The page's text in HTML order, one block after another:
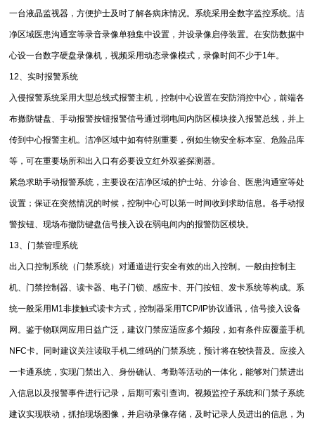
一台液晶监视器，方便护士及时了解各病床情况。系统采用全数字监控系统。洁
净区域医患沟通室等录音录像单独集中设置，并设录像启停装置。在安防数据中
心设一台数字硬盘录像机，视频采用动态录像模式，录像时间不少于1年。
12、实时报警系统
入侵报警系统采用大型总线式报警主机，控制中心设置在安防消控中心，前端各
布撤防键盘、手动报警按钮报警信号通过弱电间内防区模块接入报警总线，并上
传到中心报警主机。洁净区域中如有特别重要，例如生物安全标本室、危险品库
等，可在重要场所和出入口有必要设立红外双鉴探测器。
紧急求助手动报警系统，主要设在洁净区域的护士站、分诊台、医患沟通室等处
设置；保证在突然情况的时候，控制中心可以第一时间收到求助信息。各手动报
警按钮、现场布撤防键盘信号接入设在弱电间内的报警防区模块。
13、门禁管理系统
出入口控制系统（门禁系统）对通道进行安全有效的出入控制。一般由控制主
机、门禁控制器、读卡器、电子门锁、感应卡、开门按钮、发卡系统等构成。系
统一般采用M1非接触式读卡方式，控制器采用TCP/IP协议通讯，信号接入设备
网。鉴于物联网应用日益广泛，建议门禁应适应多个频段，如有条件应覆盖手机
NFC卡。同时建议关注读取手机二维码的门禁系统，预计将在较快普及。应接入
一卡通系统，实现门禁出入、身份确认、考勤等活动的一体化，能够对门禁进出
入信息以及报警事件进行记录，后期可索引查询。视频监控子系统和门禁子系统
建议实现联动，抓拍现场图像，并启动录像存储，及时记录人员进出的信息，为